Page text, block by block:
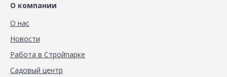
О компании
О нас
Новости
Работа в Стройпарке
Садовый центр